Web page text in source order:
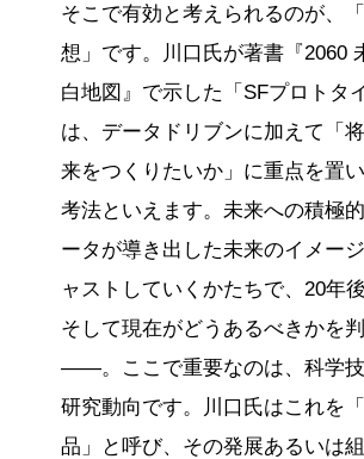
そこで有効と考えられるのが、
想」です。川口氏が著書『2060
白地図』で示した「SFプロトタ
は、データドリブンに加えて「
来をつくりたいか」に重点を置
考法といえます。未来への積極
ータが導き出した未来のイメー
ャストしていくかたちで、20年後
そして現在がどうあるべきかを
——。ここで重要なのは、科学
研究動向です。川口氏はこれを
品」と呼び、その発展あるいは